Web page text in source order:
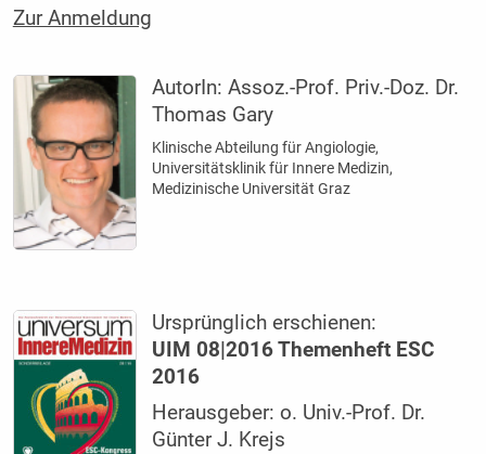
Zur Anmeldung
AutorIn:Assoz.-Prof. Priv.-Doz. Dr.
Thomas Gary
Klinische Abteilung für Angiologie,
Universitätsklinik für Innere Medizin,
Medizinische Universität Graz
Ursprünglich erschienen:
UIM 08|2016 Themenheft ESC
2016
Herausgeber: o. Univ.-Prof. Dr.
Günter J. Krejs